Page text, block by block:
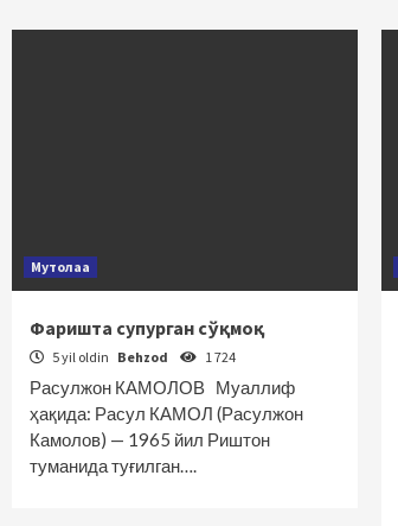
Мутолаа
Фаришта супурган сўқмоқ
5 yil oldin Behzod 1 724
Расулжон КАМОЛОВ Муаллиф
ҳақида: Расул КАМОЛ (Расулжон
Камолов) — 1965 йил Риштон
туманида туғилган….